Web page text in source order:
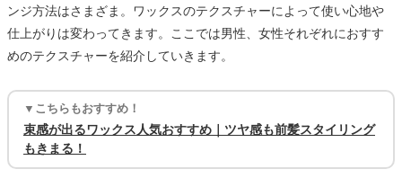
ンジ方法はさまざま。ワックスのテクスチャーによって使い心地や
仕上がりは変わってきます。ここでは男性、女性それぞれにおすす
めのテクスチャーを紹介していきます。
▼こちらもおすすめ！
束感が出るワックス人気おすすめ｜ツヤ感も前髪スタイリング
もきまる！